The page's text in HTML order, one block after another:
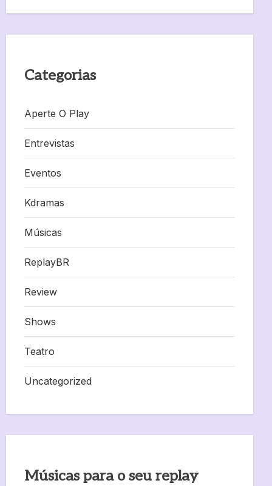
Categorias
Aperte O Play
Entrevistas
Eventos
Kdramas
Músicas
ReplayBR
Review
Shows
Teatro
Uncategorized
Músicas para o seu replay